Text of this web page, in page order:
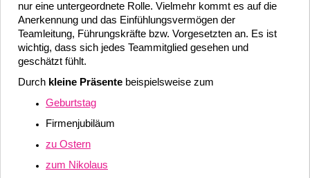
nur eine untergeordnete Rolle. Vielmehr kommt es auf die
Anerkennung und das Einfühlungsvermögen der
Teamleitung, Führungskräfte bzw. Vorgesetzten an. Es ist
wichtig, dass sich jedes Teammitglied gesehen und
geschätzt fühlt.
Durch kleine Präsente beispielsweise zum
Geburtstag
Firmenjubiläum
zu Ostern
zum Nikolaus